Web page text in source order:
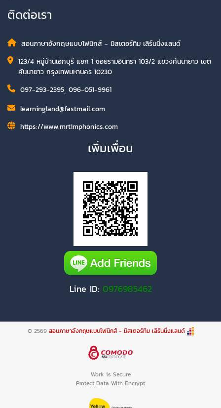
ติดต่อเรา
สอนภาษาอังกฤษแบบโฟนิกส์ - มิสเตอร์ทิม เลิร์นนิ่งแลนด์
123/4 หมู่บ้านเอกบุรี แยก 1 ซอยรามอินทรา 103/2 แขวงคันนายาว เขต
คันนายาว กรุงเทพมหานคร 10230
097-293-2395, 096-051-9961
learningland@fastmail.com
https://www.mrtimphonics.com
เพิ่มเพื่อน
Line ID: 0976985462
© 2569 สอนภาษาอังกฤษแบบโฟนิกส์ - มิสเตอร์ทิม เลิร์นนิ่งแลนด์
Work is Secure
Protect Data With Encrypt